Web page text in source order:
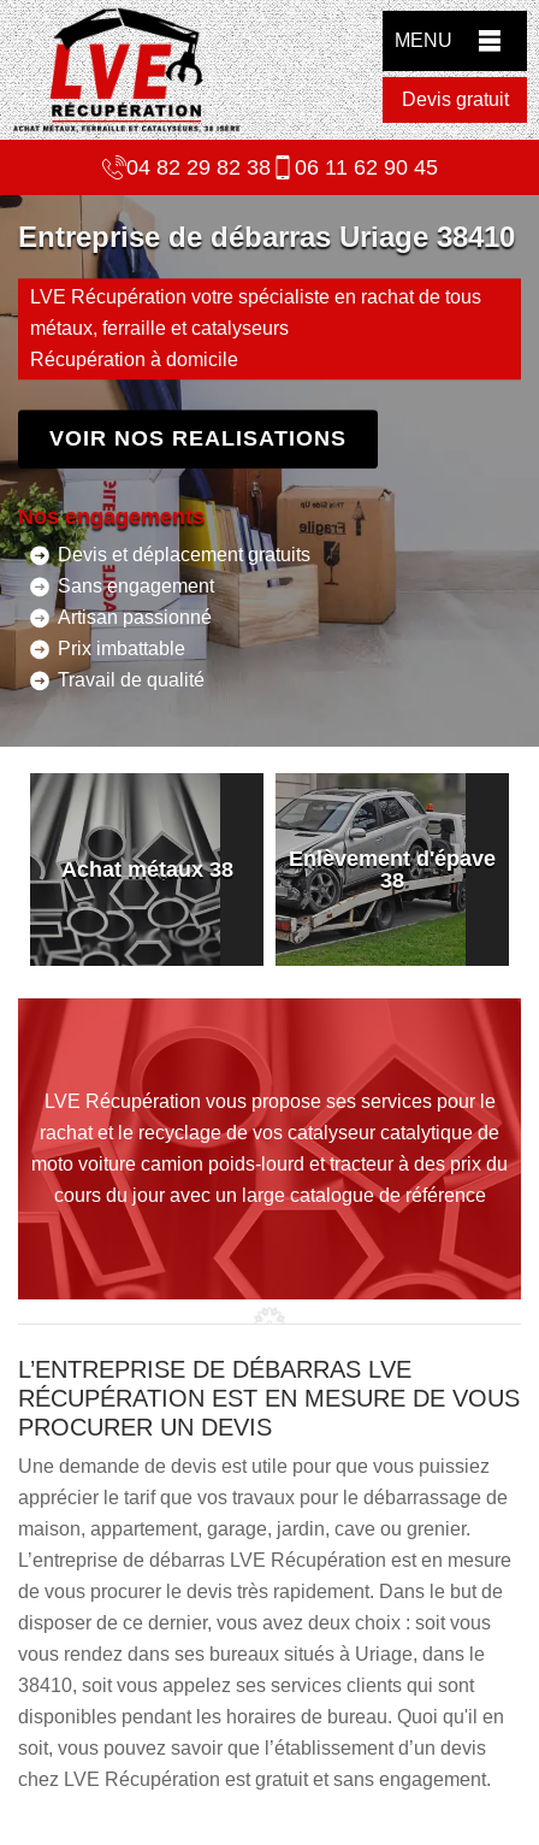
MENU
Devis gratuit
04 82 29 82 38 06 11 62 90 45
Entreprise de débarras Uriage 38410
LVE Récupération votre spécialiste en rachat de tous
métaux, ferraille et catalyseurs
Récupération à domicile
VOIR NOS REALISATIONS
Nos engagements
Devis et déplacement gratuits
Sans engagement
Artisan passionné
Prix imbattable
Travail de qualité
Achat métaux 38
Enlèvement d'épave
38
LVE Récupération vous propose ses services pour le
rachat et le recyclage de vos catalyseur catalytique de
moto voiture camion poids-lourd et tracteur à des prix du
cours du jour avec un large catalogue de référence
L’ENTREPRISE DE DÉBARRAS LVE
RÉCUPÉRATION EST EN MESURE DE VOUS
PROCURER UN DEVIS
Une demande de devis est utile pour que vous puissiez
apprécier le tarif que vos travaux pour le débarrassage de
maison, appartement, garage, jardin, cave ou grenier.
L’entreprise de débarras LVE Récupération est en mesure
de vous procurer le devis très rapidement. Dans le but de
disposer de ce dernier, vous avez deux choix : soit vous
vous rendez dans ses bureaux situés à Uriage, dans le
38410, soit vous appelez ses services clients qui sont
disponibles pendant les horaires de bureau. Quoi qu'il en
soit, vous pouvez savoir que l’établissement d’un devis
chez LVE Récupération est gratuit et sans engagement.